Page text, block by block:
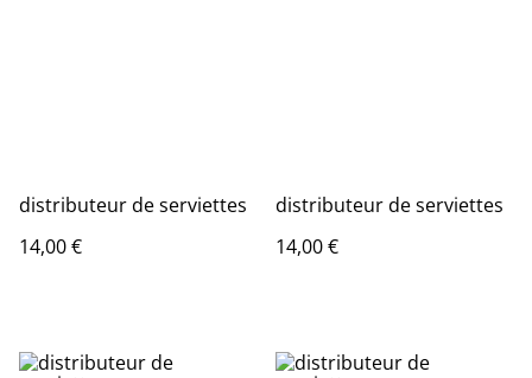
distributeur de serviettes
14,00 €
distributeur de serviettes
14,00 €